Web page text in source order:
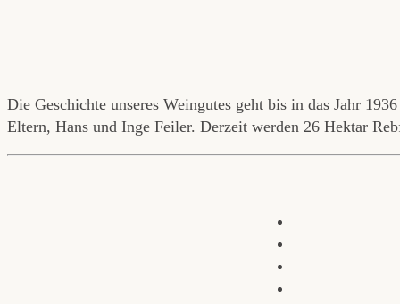
Die Geschichte unseres Weingutes geht bis in das Jahr
Eltern, Hans und Inge Feiler. Derzeit werden 26 Hektar